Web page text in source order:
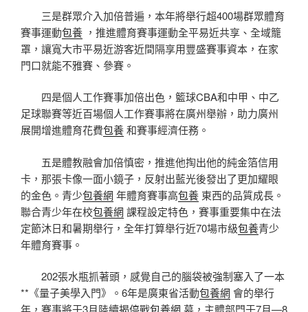
三是群眾介入加倍普遍，本年將舉行超400場群眾體育
賽事運動包養 ，推進體育賽事運動全平易近共享、全域籠
罩，讓寬大市平易近游客近間隔享用豐盛賽事資本，在家
門口就能不雅賽、參賽。
四是個人工作賽事加倍出色，籃球CBA和中甲、中乙
足球聯賽等近百場個人工作賽事將在廣州舉辦，助力廣州
展開增進體育花費包養和賽事經濟任務。
五是體教融會加倍慎密，推進他掏出他的純金箔信用
卡，那張卡像一面小鏡子，反射出藍光後發出了更加耀眼
的金色。青少包養網 年體育賽事高包養 東西的品質成長。
聯合青少年在校包養網 課程設定特色，賽事重要集中在法
定節沐日和暑期舉行，全年打算舉行近70場市級包養青少
年體育賽事。
202張水瓶抓著頭，感覺自己的腦袋被強制塞入了一本
**《量子美學入門》。6年是廣東省活動包養網 會的舉行
年，賽事將于3月陸續揭停戰包養網 幕，主體部門于7月—8